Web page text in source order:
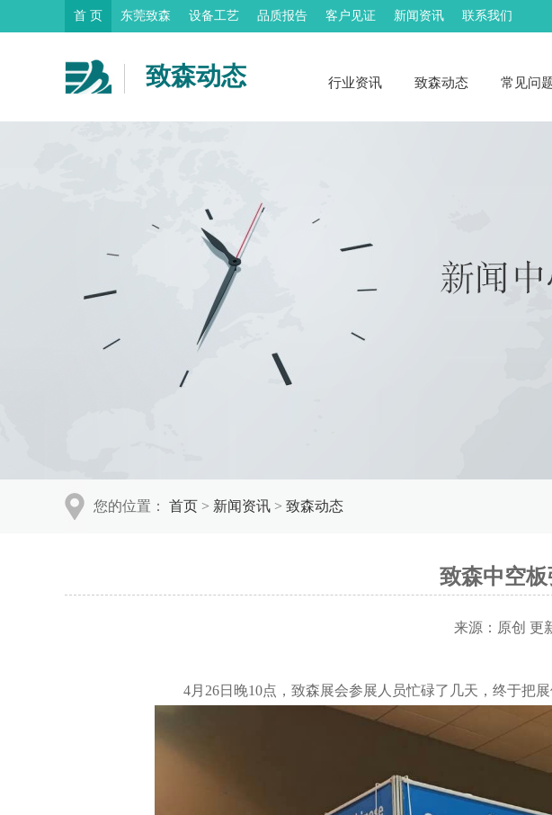
首 页 东莞致森 设备工艺 品质报告 客户见证 新闻资讯 联系我们
致森动态 行业资讯 致森动态 常见问
您的位置： 首页 > 新闻资讯 > 致森动态
致森中空
来源：原创 更
4月26日晚10点，致森展会参展人员忙碌了几天，终于把